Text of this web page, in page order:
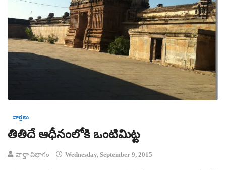
వార్తలు
తితిదే ఆధీనంలోకి ఒంటిమిట్ట
వార్తా విభాగం Wednesday, September 9, 2015